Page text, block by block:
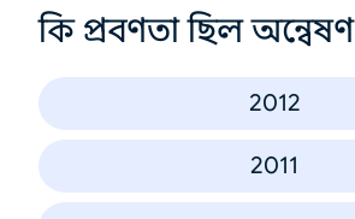
কি প্রবণতা ছিল অন্বেষণ
2012
2011